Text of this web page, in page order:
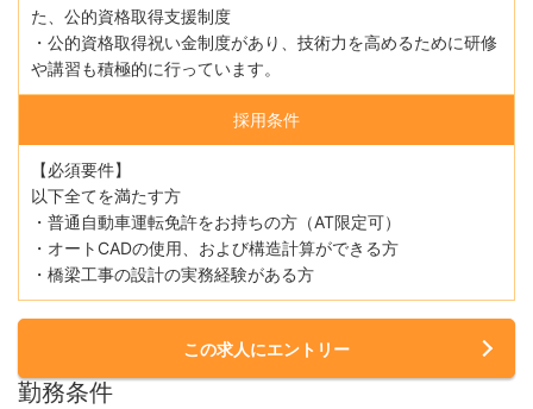
た、公的資格取得支援制度
・公的資格取得祝い金制度があり、技術力を高めるために研修
や講習も積極的に行っています。
採用条件
【必須要件】
以下全てを満たす方
・普通自動車運転免許をお持ちの方（AT限定可）
・オートCADの使用、および構造計算ができる方
・橋梁工事の設計の実務経験がある方
この求人にエントリー
勤務条件